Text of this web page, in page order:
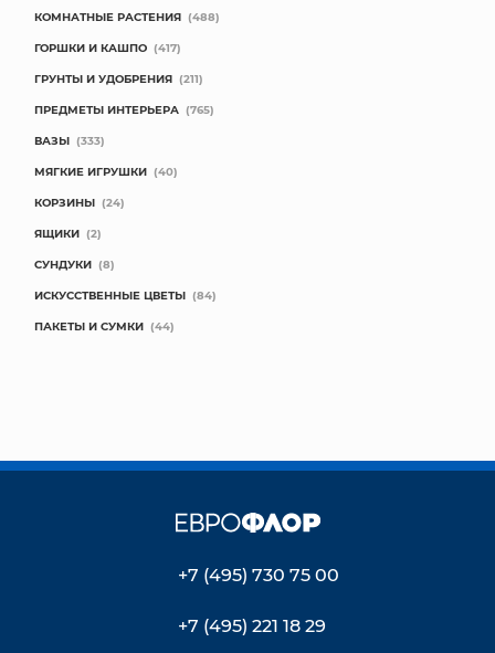
КОМНАТНЫЕ РАСТЕНИЯ (488)
ГОРШКИ И КАШПО (417)
ГРУНТЫ И УДОБРЕНИЯ (211)
ПРЕДМЕТЫ ИНТЕРЬЕРА (765)
ВАЗЫ (333)
МЯГКИЕ ИГРУШКИ (40)
КОРЗИНЫ (24)
ЯЩИКИ (2)
СУНДУКИ (8)
ИСКУССТВЕННЫЕ ЦВЕТЫ (84)
ПАКЕТЫ И СУМКИ (44)
+7 (495) 730 75 00
+7 (495) 221 18 29